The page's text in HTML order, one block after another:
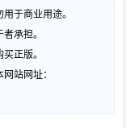
于商业用途。
承担。
正版。
站网址：